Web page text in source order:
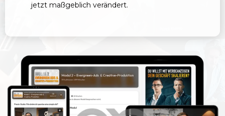
jetzt maßgeblich verändert.